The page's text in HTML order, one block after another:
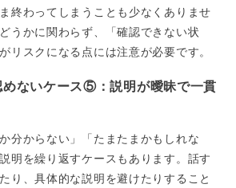
終わってしまうことも少なくありませ
うかに関わらず、「確認できない状
リスクになる点には注意が必要です。
めないケース⑤：説明が曖昧で一貫
分からない」「たまたまかもしれな
明を繰り返すケースもあります。話す
り、具体的な説明を避けたりすること